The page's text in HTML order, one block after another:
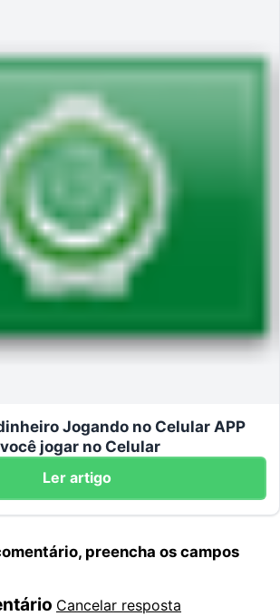
Jogando no Celular APP
jogar no Celular
Ler artigo
preencha os campos
Cancelar resposta